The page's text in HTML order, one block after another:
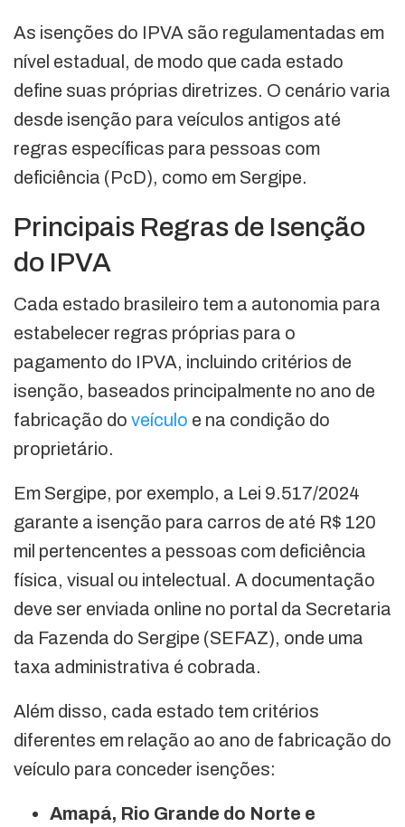
As isenções do IPVA são regulamentadas em
nível estadual, de modo que cada estado
define suas próprias diretrizes. O cenário varia
desde isenção para veículos antigos até
regras específicas para pessoas com
deficiência (PcD), como em Sergipe.
Principais Regras de Isenção
do IPVA
Cada estado brasileiro tem a autonomia para
estabelecer regras próprias para o
pagamento do IPVA, incluindo critérios de
isenção, baseados principalmente no ano de
fabricação do veículo e na condição do
proprietário.
Em Sergipe, por exemplo, a Lei 9.517/2024
garante a isenção para carros de até R$ 120
mil pertencentes a pessoas com deficiência
física, visual ou intelectual. A documentação
deve ser enviada online no portal da Secretaria
da Fazenda do Sergipe (SEFAZ), onde uma
taxa administrativa é cobrada.
Além disso, cada estado tem critérios
diferentes em relação ao ano de fabricação do
veículo para conceder isenções:
Amapá, Rio Grande do Norte e